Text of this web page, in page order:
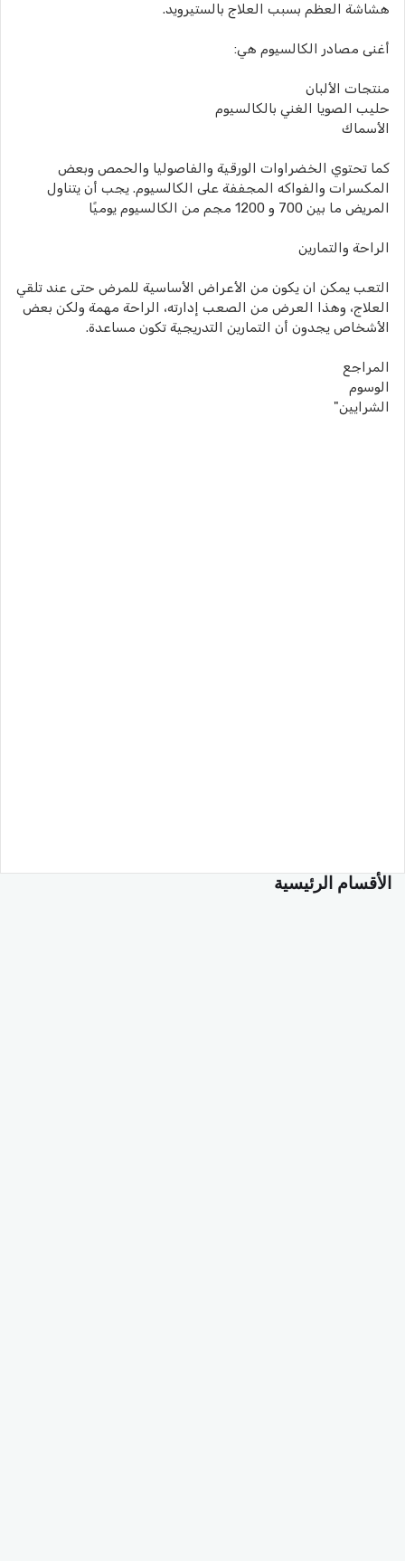
هشاشة العظم بسبب العلاج بالستيرويد.
أغنى مصادر الكالسيوم هي:
منتجات الألبان
حليب الصويا الغني بالكالسيوم
الأسماك
كما تحتوي الخضراوات الورقية والفاصوليا والحمص وبعض
المكسرات والفواكه المجففة على الكالسيوم. يجب أن يتناول
المريض ما بين 700 و 1200 مجم من الكالسيوم يوميًا
الراحة والتمارين
التعب يمكن ان يكون من الأعراض الأساسية للمرض حتى عند تلقي
العلاج، وهذا العرض من الصعب إدارته، الراحة مهمة ولكن بعض
الأشخاص يجدون أن التمارين التدريجية تكون مساعدة.
المراجع
الوسوم
الشرايين"
الأقسام الرئيسية